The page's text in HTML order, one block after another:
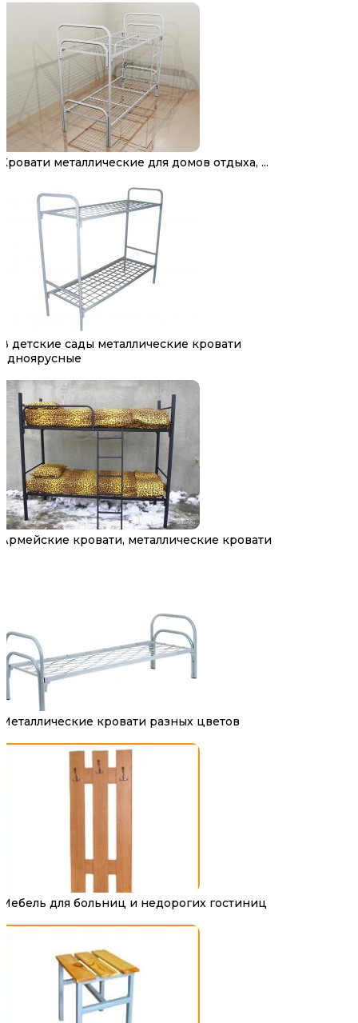
Кровати металлические для домов отдыха, ...
В детские сады металлические кровати
одноярусные
Армейские кровати, металлические кровати
Металлические кровати разных цветов
Мебель для больниц и недорогих гостиниц